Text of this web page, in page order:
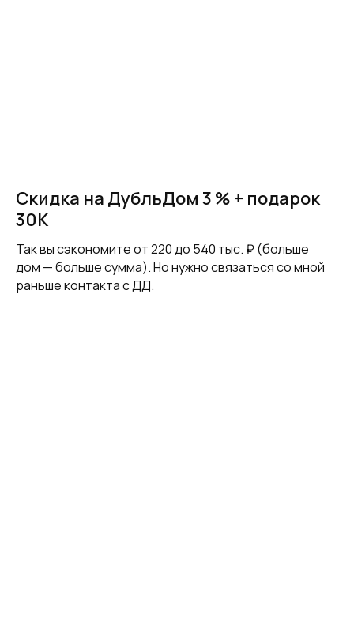
Скидка на ДубльДом 3 % + подарок
30К
Так вы сэкономите от 220 до 540 тыс. ₽ (больше
дом — больше сумма). Но нужно связаться со мной
раньше контакта с ДД.